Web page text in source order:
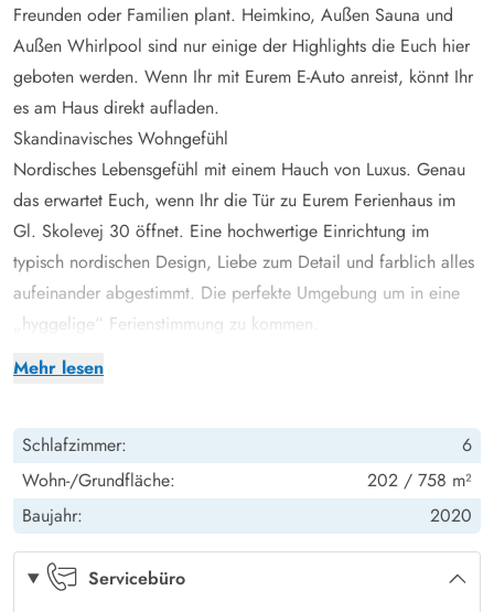
Mehr lesen
Freunden oder Familien plant. Heimkino, Außen Sauna und
Außen Whirlpool sind nur einige der Highlights die Euch hier
geboten werden. Wenn Ihr mit Eurem E-Auto anreist, könnt Ihr
es am Haus direkt aufladen.
Skandinavisches Wohngefühl
Nordisches Lebensgefühl mit einem Hauch von Luxus. Genau
das erwartet Euch, wenn Ihr die Tür zu Eurem Ferienhaus im
Gl. Skolevej 30 öffnet. Eine hochwertige Einrichtung im
typisch nordischen Design, Liebe zum Detail und farblich alles
aufeinander abgestimmt. Die perfekte Umgebung um in eine
„hyggelige“ Ferienstimmung zu kommen.
Wollt Ihr in Eurem Urlaub mal ein paar dänische Rezepte
ordentlich geschnitten, gemixt und gebraten werden, während
an dem langen Esstisch schon mal ein Glas Wein genossen
werden kann, oder eine Runde gespielt wird. Eure
Lieblingsweine könnt Ihr übrigens im vorhandenen
Weinkühlschrank lagern. Außerdem gibt es zwei Kühlschränke,
Schlafzimmer:
6
Wohn-/Grundfläche:
202 / 758 m²
Baujahr:
2020
Servicebüro